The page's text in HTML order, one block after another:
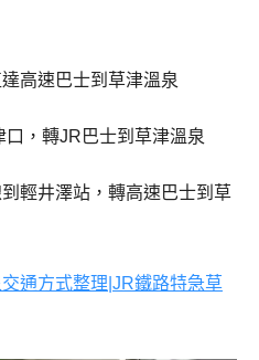
高速巴士到草津溫泉
，轉JR巴士到草津溫泉
輕井澤站，轉高速巴士到草
通方式整理|JR鐵路特急草